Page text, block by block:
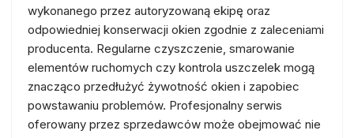
wykonanego przez autoryzowaną ekipę oraz
odpowiedniej konserwacji okien zgodnie z zaleceniami
producenta. Regularne czyszczenie, smarowanie
elementów ruchomych czy kontrola uszczelek mogą
znacząco przedłużyć żywotność okien i zapobiec
powstawaniu problemów. Profesjonalny serwis
oferowany przez sprzedawców może obejmować nie